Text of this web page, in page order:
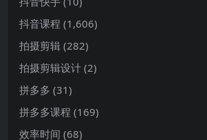
抖音课程 (1,606)
拍摄剪辑 (282)
拍摄剪辑设计 (2)
拼多多 (31)
拼多多课程 (169)
效率时间 (68)